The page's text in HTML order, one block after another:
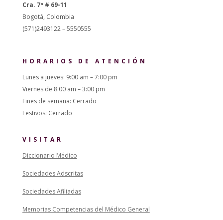
Cra. 7ª # 69-11
Bogotá, Colombia
(571)2493122 – 5550555
HORARIOS DE ATENCIÓN
Lunes a jueves: 9:00 am – 7:00 pm
Viernes de 8:00 am – 3:00 pm
Fines de semana: Cerrado
Festivos: Cerrado
VISITAR
Diccionario Médico
Sociedades Adscritas
Sociedades Afiliadas
Memorias Competencias del Médico General